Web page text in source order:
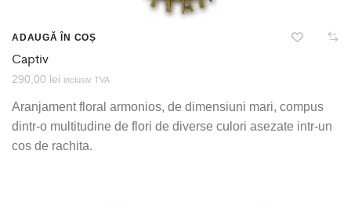
ADAUGĂ ÎN COȘ
Captiv
290,00 lei inclusiv TVA
Aranjament floral armonios, de dimensiuni mari, compus
dintr-o multitudine de flori de diverse culori asezate intr-un
cos de rachita.